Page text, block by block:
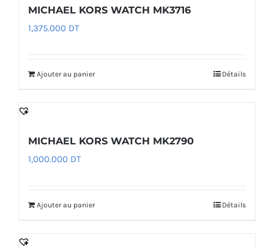
MICHAEL KORS WATCH MK3716
1,375.000 DT
Ajouter au panier Détails
MICHAEL KORS WATCH MK2790
1,000.000 DT
Ajouter au panier Détails